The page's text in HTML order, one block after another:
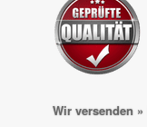
Wir versenden »